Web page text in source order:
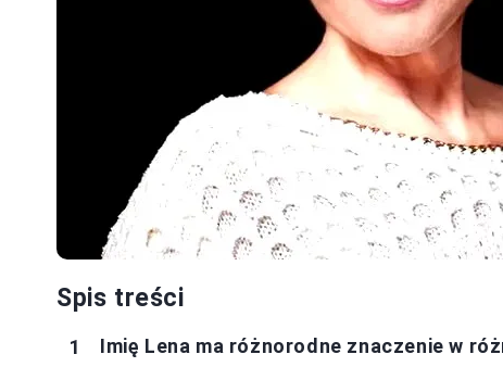
Spis treści
Imię Lena ma różnorodne znaczenie w